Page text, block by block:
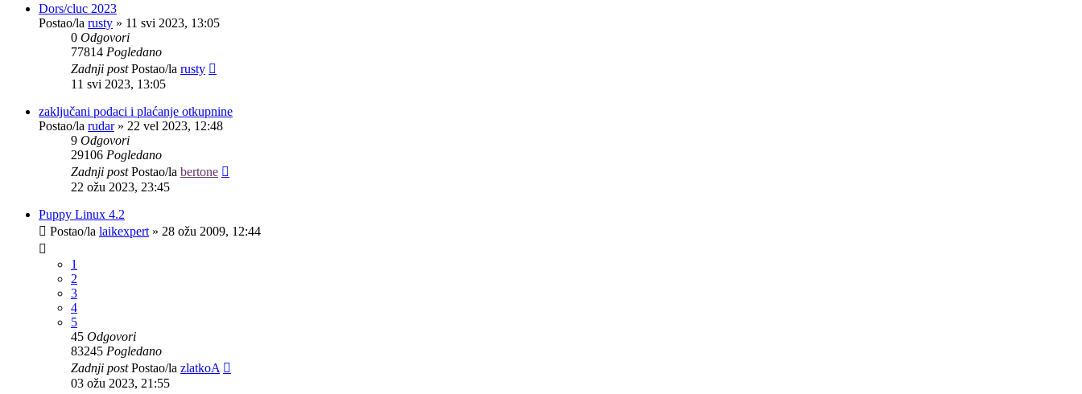
Dors/cluc 2023
Postao/la rusty » 11 svi 2023, 13:05
0 Odgovori
77814 Pogledano
Zadnji postPostao/la rusty
11 svi 2023, 13:05
zaključani podaci i plaćanje otkupnine
Postao/la rudar» 22 vel 2023, 12:48
9 Odgovori
29106 Pogledano
Zadnji postPostao/la bertone
22 ožu 2023, 23:45
Puppy Linux 4.2
Postao/la laikexpert » 28 ožu 2009, 12:44
1
2
3
4
5
45 Odgovori
83245 Pogledano
Zadnji postPostao/la zlatkoA
03 ožu 2023, 21:55